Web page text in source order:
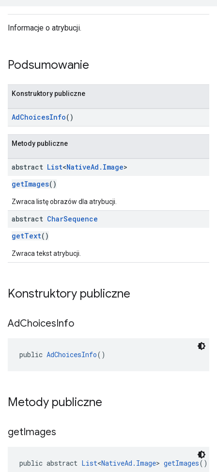
Informacje o atrybucji.
Podsumowanie
Konstruktory publiczne
AdChoicesInfo()
Metody publiczne
abstract List<NativeAd . Image>
getImages()
Zwraca listę obrazów dla atrybucji.
abstract CharSequence
getText()
Zwraca tekst atrybucji.
Konstruktory publiczne
AdChoicesInfo
public AdChoicesInfo()
Metody publiczne
getImages
public abstract List<NativeAd.Image> getImages()